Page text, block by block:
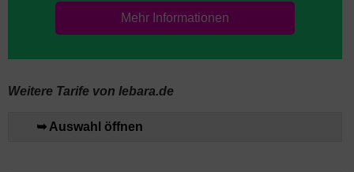
Mehr Informationen
Weitere Tarife von lebara.de
➥ Auswahl öffnen